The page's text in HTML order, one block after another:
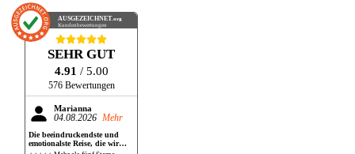
AUSGEZEICHNET.org
Kundenbewertungen
SEHR GUT
4.91 / 5.00
576 Bewertungen
Marianna
04.08.2026 Mehr
Die beeindruckendste und
emotionalste Reise, die wir
bisher gemacht haben!